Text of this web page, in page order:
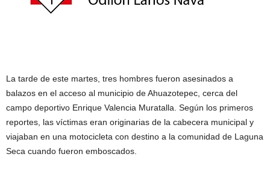
La tarde de este martes, tres hombres fueron asesinados a
balazos en el acceso al municipio de Ahuazotepec, cerca del
campo deportivo Enrique Valencia Muratalla. Según los primeros
reportes, las víctimas eran originarias de la cabecera municipal y
viajaban en una motocicleta con destino a la comunidad de Laguna
Seca cuando fueron emboscados.